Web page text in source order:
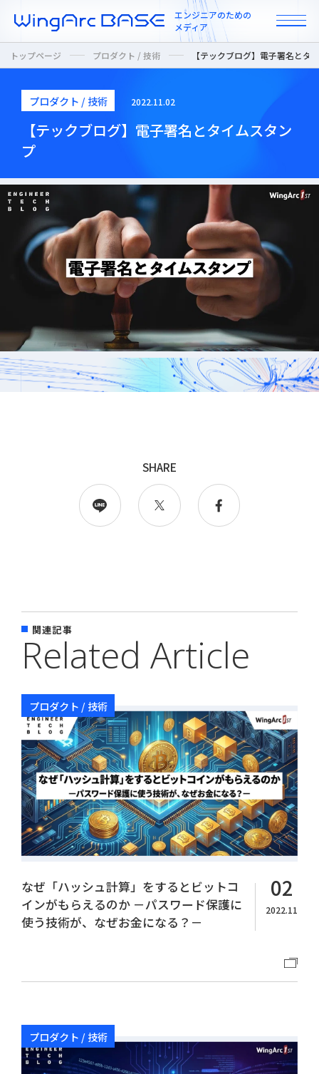
エンジニアのための
メディア
All
カルチャー / 人
ニュース
プロダクト / 技術
採用
WingArc BASEとは
Copyright© WingArc1st Inc. All Rights Reserved.
トップページ プロダクト / 技術 【テックブログ】電子署名とタ
プロダクト / 技術 2022.11.02
【テックブログ】電子署名とタイムスタン
プ
SHARE
関連記事
Related Article
プロダクト / 技術
なぜ「ハッシュ計算」をするとビットコ
インがもらえるのか －パスワード保護に
使う技術が、なぜお金になる？－
02
2022.11
プロダクト / 技術